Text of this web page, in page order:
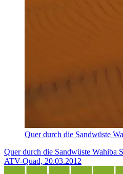
Quer durch die Sandwüste
Quer durch die Sandwüste Wahiba
ATV-Quad, 20.03.2012